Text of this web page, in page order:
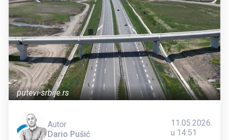
putevi-srbije.rs
Autor
Dario Pušić
11.05.2026.
u 14:51